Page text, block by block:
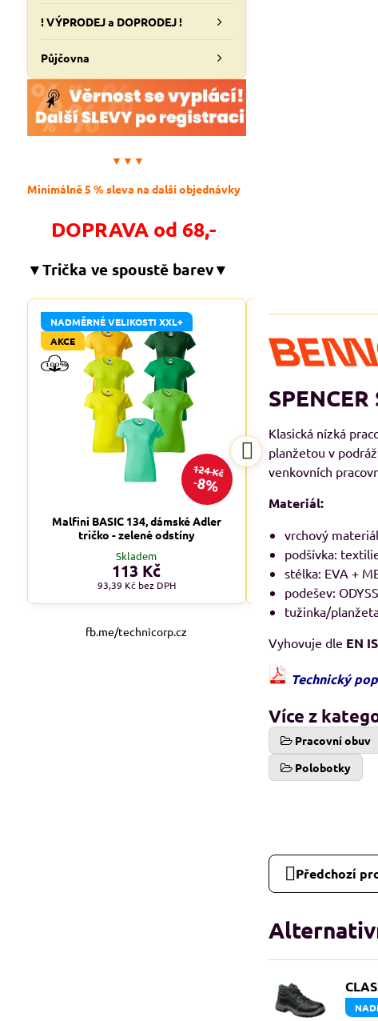
Klasická nízká
planžetou v
venkovních
Materiál:
vrchový
podšívka:
stélka: EVA +
podešev:
tužinka/
Vyhovuje dle EN
Technický
Více z
Pracovní obuv
Polobotky
Předchozí
! VÝPRODEJ a DOPRODEJ !
Půjčovna
▼▼▼
Minimálně 5 % sleva na další objednávky
DOPRAVA od 68,-
▼Trička ve spoustě barev▼
124 Kč
8%
NADMĚRNÉ VELIKOSTI XXL+
AKCE
Malfini BASIC 134, dámské Adler
tričko - zelené odstíny
Skladem
113 Kč
93,39 Kč bez DPH
AKCE
tričko - tmavé
Skladem
od 109
fb.me/technicorp.cz